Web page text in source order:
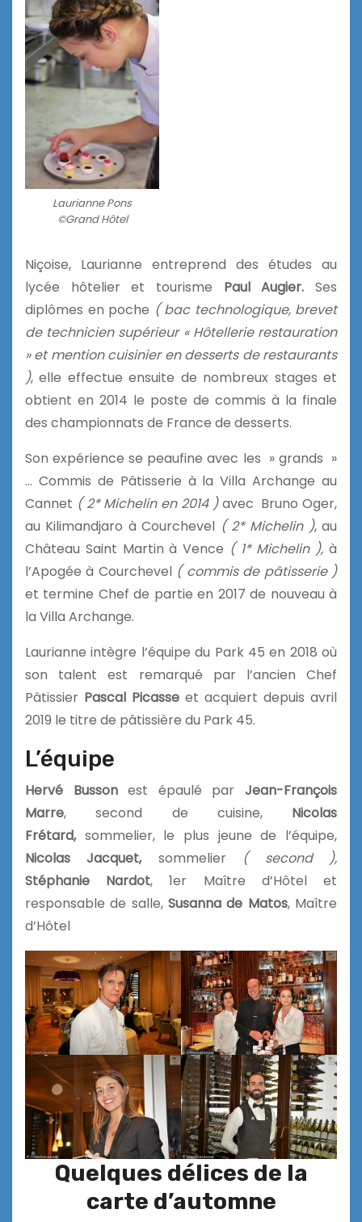
Laurianne Pons
©Grand Hôtel
Niçoise, Laurianne entreprend des études au
lycée hôtelier et tourisme PaulAugier.Ses
diplômes en poche ( bac technologique, brevet
de technicien supérieur « Hôtellerie restauration
» et mention cuisinier en desserts de restaurants
), elle effectue ensuite de nombreux stages et
obtient en 2014 le poste de commis à la finale
des championnats de France de desserts.
Son expérience se peaufine avec les » grands »
… Commis de Pâtisserie à la Villa Archange au
Cannet ( 2* Michelin en 2014 )avec Bruno Oger,
au Kilimandjaro à Courchevel ( 2* Michelin ), au
Château Saint Martin à Vence ( 1* Michelin ), à
l’Apogée à Courchevel ( commis de pâtisserie )
et termine Chef de partie en 2017 de nouveau à
la Villa Archange.
Laurianne intègre l’équipe du Park 45 en 2018 où
son talent est remarqué par l’ancien Chef
Pâtissier Pascal Picasse et acquiert depuis avril
2019 le titre de pâtissière du Park 45.
L’équipe
Hervé Bussonest épaulé parJean-François
Marre, second de cuisine, Nicolas
Frétard, sommelier, le plus jeune de l’équipe,
Nicolas Jacquet,sommelier ( second ),
Stéphanie Nardot, 1er Maître d’Hôtel et
responsable de salle, Susanna de Matos, Maître
d’Hôtel
Quelques délices de la
carte d’automne